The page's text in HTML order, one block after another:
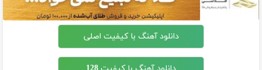
دانلود آهنگ با کیفیت اصلی